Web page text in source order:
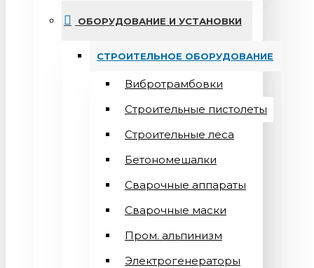
ОБОРУДОВАНИЕ И УСТАНОВКИ
СТРОИТЕЛЬНОЕ ОБОРУДОВАНИЕ
Вибротрамбовки
Строительные пистолеты
Строительные леса
Бетономешалки
Сварочные аппараты
Cварочные маски
Пром. альпинизм
Электрогенераторы